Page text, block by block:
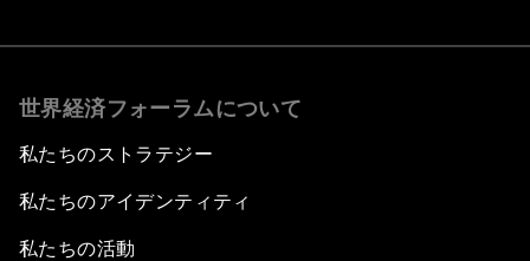
世界経済フォーラムについて
私たちのストラテジー
私たちのアイデンティティ
私たちの活動